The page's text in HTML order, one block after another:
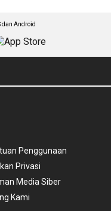
dan Android
Penggunaan
Privasi
Media Siber
Kami